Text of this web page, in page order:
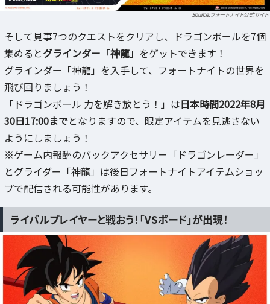
フォートナイト公式サイト
そして見事7つのクエストをクリアし、ドラゴンボールを7個
集めるとグラインダー「神龍」 をゲットできます！
グラインダー「神龍」を入手して、フォートナイトの世界を
飛び回りましょう！
「ドラゴンボール 力を解き放とう！」は日本時間2022年8月
30日17:00までとなりますので、限定アイテムを見逃さない
ようにしましょう！
※ゲーム内報酬のバックアクセサリー「ドラゴンレーダー」
とグライダー「神龍」は後日フォートナイトアイテムショッ
プで配信される可能性があります。
ライバルプレイヤーと戦おう！「VSボード」が出現！